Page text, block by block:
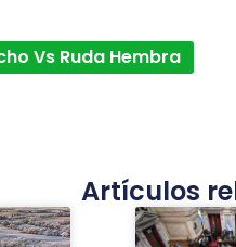
Vs Ruda Hembra
Artículos